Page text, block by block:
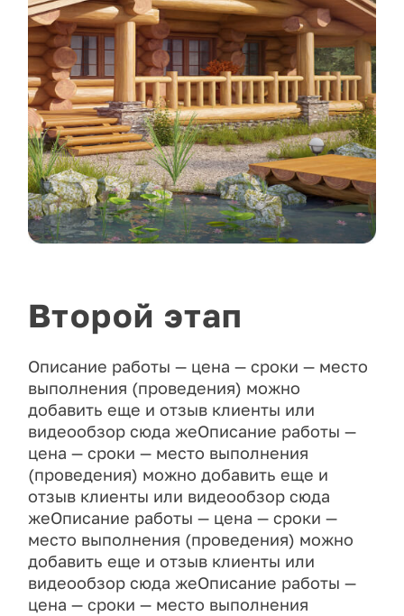
Второй этап
Описание работы — цена — сроки — место
выполнения (проведения) можно
добавить еще и отзыв клиенты или
видеообзор сюда жеОписание работы —
цена — сроки — место выполнения
(проведения) можно добавить еще и
отзыв клиенты или видеообзор сюда
жеОписание работы — цена — сроки —
место выполнения (проведения) можно
добавить еще и отзыв клиенты или
видеообзор сюда жеОписание работы —
цена — сроки — место выполнения